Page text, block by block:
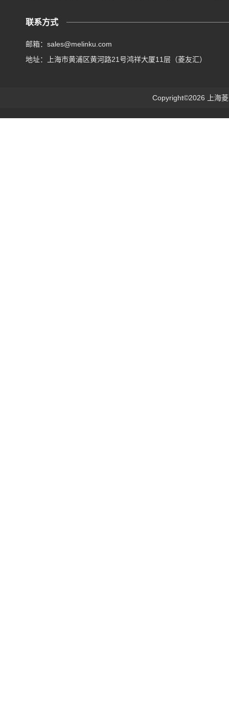
联系方式
邮箱：sales@melinku.com
地址：上海市黄浦区黄河路21号鸿祥大厦11层（菱友汇）
Copyright©2026 上海